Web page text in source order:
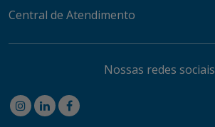
Central de Atendimento
Nossas redes sociais